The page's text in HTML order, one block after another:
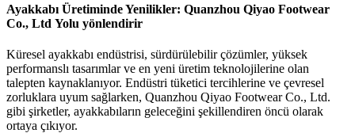
Ayakkabı Üretiminde Yenilikler: Quanzhou Qiyao Footwear
Co., Ltd Yolu yönlendirir
Küresel ayakkabı endüstrisi, sürdürülebilir çözümler, yüksek
performanslı tasarımlar ve en yeni üretim teknolojilerine olan
talepten kaynaklanıyor. Endüstri tüketici tercihlerine ve çevresel
zorluklara uyum sağlarken, Quanzhou Qiyao Footwear Co., Ltd.
gibi şirketler, ayakkabıların geleceğini şekillendiren öncü olarak
ortaya çıkıyor.